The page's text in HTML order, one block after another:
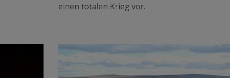
einen totalen Krieg vor.